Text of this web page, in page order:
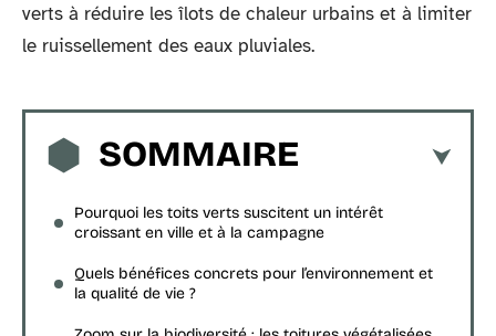
verts à réduire les îlots de chaleur urbains et à limiter
le ruissellement des eaux pluviales.
SOMMAIRE
Pourquoi les toits verts suscitent un intérêt
croissant en ville et à la campagne
Quels bénéfices concrets pour l’environnement et
la qualité de vie ?